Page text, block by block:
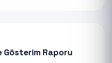
Gösterim Raporu